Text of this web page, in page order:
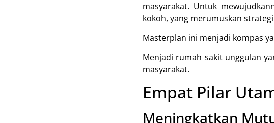
masyarakat. Untuk
kokoh, yang merumuskan
Masterplan ini menjadi kompas
Menjadi rumah sakit unggulan
masyarakat.
Empat Pilar
Meningkatkan